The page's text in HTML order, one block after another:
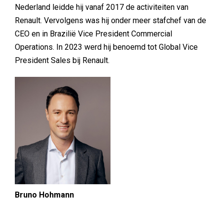
Nederland leidde hij vanaf 2017 de activiteiten van
Renault. Vervolgens was hij onder meer stafchef van de
CEO en in Brazilië Vice President Commercial
Operations. In 2023 werd hij benoemd tot Global Vice
President Sales bij Renault.
Bruno Hohmann